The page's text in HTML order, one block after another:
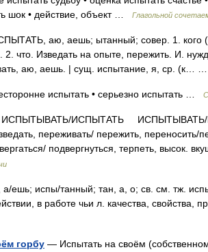
шок • действие, объект …
Глагольной
аю, аешь; ытанный; совер. 1. кого
2. что. Изведать на опыте, пережить. И.
аю, аешь. | сущ. испытание, я, ср. (к…
испытать • серьезно испытать …
ИСПЫТАТЬ ИСПЫТЫВАТЬ/
переживать/ пережить, переносить/
подвергнуться, терпеть, высок.
ешь; испы/танный; тан, а, о; св. см. тж.
в работе чьи л. качества, свойства,
горбу — Испытать на своём